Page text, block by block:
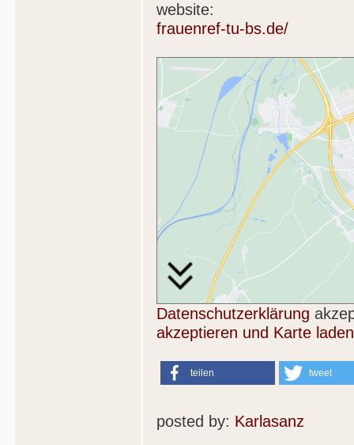
website:
frauenref-tu-bs.de/
Datenschutzerklärung
akzeptieren und Karte laden
teilen tweet
posted by: Karlasanz